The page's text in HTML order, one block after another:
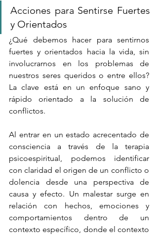
Acciones para Sentirse Fuertes
y Orientados
¿Qué debemos hacer para sentirnos
fuertes y orientados hacia la vida, sin
involucrarnos en los problemas de
nuestros seres queridos o entre ellos?
La clave está en un enfoque sano y
rápido orientado a la solución de
conflictos.
Al entrar en un estado acrecentado de
consciencia a través de la terapia
psicoespiritual, podemos identificar
con claridad el origen de un conflicto o
dolencia desde una perspectiva de
causa y efecto. Un malestar surge en
relación con hechos, emociones y
comportamientos dentro de un
contexto específico, donde el contexto